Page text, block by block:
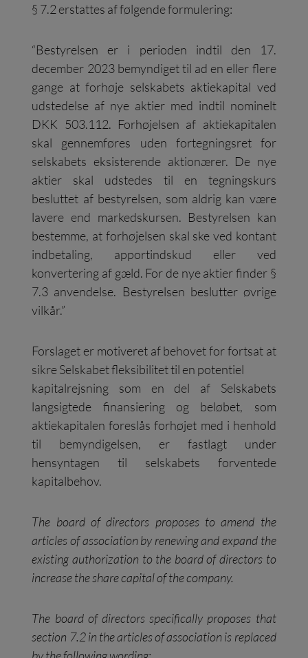
§ 7.2 erstattes af følgende formulering:
“Bestyrelsen er i perioden indtil den 17.
december 2023 bemyndiget til ad en eller flere
gange at forhøje selskabets aktiekapital ved
udstedelse af nye aktier med indtil nominelt
DKK 503.112. Forhøjelsen af aktiekapitalen
skal gennemføres uden fortegningsret for
selskabets eksisterende aktionærer. De nye
aktier skal udstedes til en tegningskurs
besluttet af bestyrelsen, som aldrig kan være
lavere end markedskursen. Bestyrelsen kan
bestemme, at forhøjelsen skal ske ved kontant
indbetaling, apportindskud eller ved
konvertering af gæld. For de nye aktier finder §
7.3 anvendelse. Bestyrelsen beslutter øvrige
vilkår.”
Forslaget er motiveret af behovet for fortsat at
sikre Selskabet fleksibilitet til en potentiel
kapitalrejsning som en del af Selskabets
langsigtede finansiering og beløbet, som
aktiekapitalen foreslås forhøjet med i henhold
til bemyndigelsen, er fastlagt under
hensyntagen til selskabets forventede
kapitalbehov.
The board of directors proposes to amend the
articles of association by renewing and expand the
existing authorization to the board of directors to
increase the share capital of the company.
The board of directors specifically proposes that
section 7.2 in the articles of association is replaced
by the following wording: